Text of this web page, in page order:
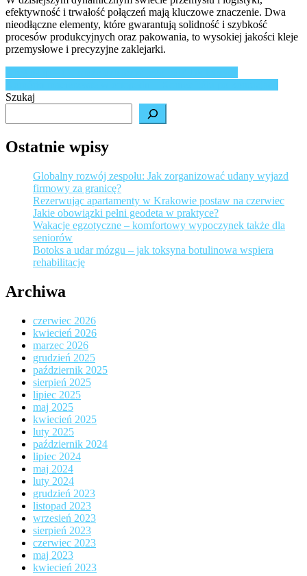
efektywność i trwałość połączeń mają kluczowe znaczenie. Dwa
nieodłączne elementy, które gwarantują solidność i szybkość
procesów produkcyjnych oraz pakowania, to wysokiej jakości kleje
przemysłowe i precyzyjne zaklejarki.
Nawigacja
wpisu
Szukaj
Ostatnie wpisy
Globalny rozwój zespołu: Jak zorganizować udany wyjazd
firmowy za granicę?
Rezerwując apartamenty w Krakowie postaw na czerwiec
Jakie obowiązki pełni geodeta w praktyce?
Wakacje egzotyczne – komfortowy wypoczynek także dla
seniorów
Botoks a udar mózgu – jak toksyna botulinowa wspiera
rehabilitację
Archiwa
czerwiec 2026
kwiecień 2026
marzec 2026
grudzień 2025
październik 2025
sierpień 2025
lipiec 2025
maj 2025
kwiecień 2025
luty 2025
październik 2024
lipiec 2024
maj 2024
luty 2024
grudzień 2023
listopad 2023
wrzesień 2023
sierpień 2023
czerwiec 2023
maj 2023
kwiecień 2023